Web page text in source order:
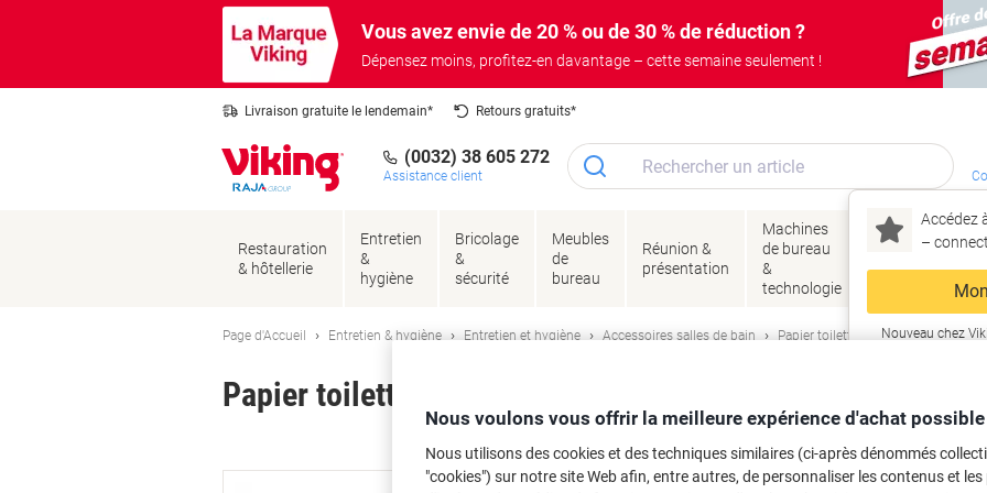
Vous avez envie de 20 % ou de 30 % de réduction ?
Dépensez moins, profitez-en davantage – cette semaine seulement !
Livraison gratuite le lendemain* Retours gratuits*
(0032) 38 605 272
Assistance client
Accédez
–
Nouveau chez
Restauration
& hôtellerie
Entretien
&
hygiène
Bricolage
&
sécurité
Meubles
de
bureau
Réunion &
présentation
Machines
de bureau
&
technologie
Encres
&
Page d'Accueil Entretien & hygiène Entretien et hygiène Accessoires salles de bain Papier toilette
Papier toilette Kleenex 4 épaisseurs 8484CASE 24
Achetez Plus,Dépensez Moins
Nous voulons vous offrir la meilleure expérience d'achat possible
Nous utilisons des cookies et des techniques similaires (ci-après dénommés
"cookies") sur notre site Web afin, entre autres, de personnaliser les contenus et les